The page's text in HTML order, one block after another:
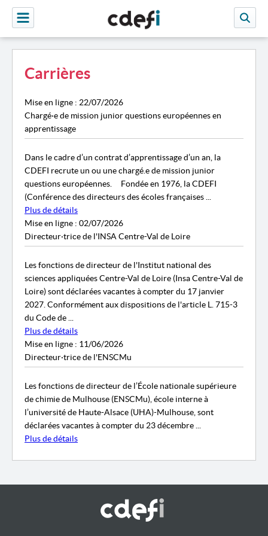
Carrières
Mise en ligne : 22/07/2026
Chargé·e de mission junior questions européennes en
apprentissage
Dans le cadre d’un contrat d’apprentissage d’un an, la
CDEFI recrute un ou une chargé.e de mission junior
questions européennes. Fondée en 1976, la CDEFI
(Conférence des directeurs des écoles françaises ...
Plus de détails
Mise en ligne : 02/07/2026
Directeur·trice de l'INSA Centre-Val de Loire
Les fonctions de directeur de l'Institut national des
sciences appliquées Centre-Val de Loire (Insa Centre-Val de
Loire) sont déclarées vacantes à compter du 17 janvier
2027. Conformément aux dispositions de l'article L. 715-3
du Code de ...
Plus de détails
Mise en ligne : 11/06/2026
Directeur·trice de l'ENSCMu
Les fonctions de directeur de l’École nationale supérieure
de chimie de Mulhouse (ENSCMu), école interne à
l’université de Haute-Alsace (UHA)-Mulhouse, sont
déclarées vacantes à compter du 23 décembre ...
Plus de détails